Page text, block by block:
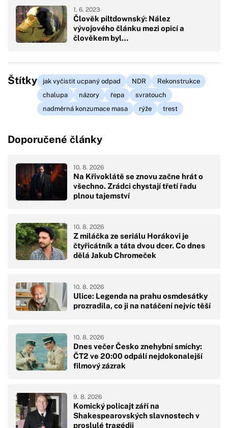
Člověk piltdownský: Nález
vývojového článku mezi opicí a
člověkem byl…
1. 6. 2023
Štítky jak vyčistit ucpaný odpad NDR
Rekonstrukce
chalupa
názory řepa
svratouch
nadměrná konzumace masa
rýže trest
Doporučené články
Na Křivoklátě se znovu začne hrát o
všechno. Zrádci chystají třetí řadu
plnou tajemství
10. 8. 2026
Z miláčka ze seriálu Horákovi je
čtyřicátník a táta dvou dcer. Co dnes
dělá Jakub Chromeček
10. 8. 2026
Ulice: Legenda na prahu osmdesátky
prozradila, co ji na natáčení nejvíc těší
10. 8. 2026
Dnes večer Česko znehybní smíchy:
ČT2 ve 20:00 odpálí nejdokonalejší
filmový zázrak
10. 8. 2026
Komický policajt září na
Shakespearovských slavnostech v
proslulé tragédii
9. 8. 2026